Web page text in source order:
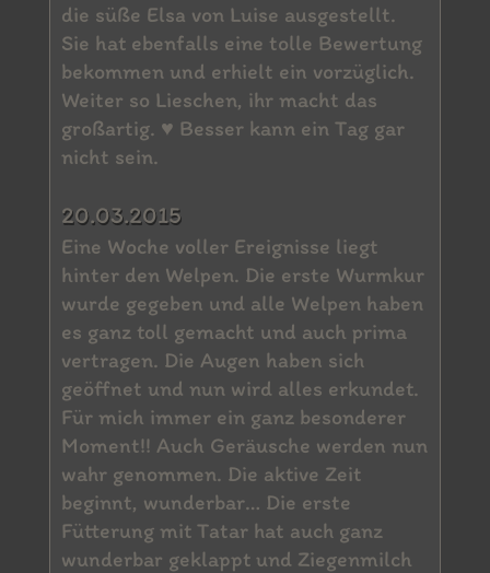
die süße Elsa von Luise ausgestellt.
Sie hat ebenfalls eine tolle Bewertung
bekommen und erhielt ein vorzüglich.
Weiter so Lieschen, ihr macht das
großartig. ♥ Besser kann ein Tag gar
nicht sein.
20.03.2015
Eine Woche voller Ereignisse liegt
hinter den Welpen. Die erste Wurmkur
wurde gegeben und alle Welpen haben
es ganz toll gemacht und auch prima
vertragen. Die Augen haben sich
geöffnet und nun wird alles erkundet.
Für mich immer ein ganz besonderer
Moment!! Auch Geräusche werden nun
wahr genommen. Die aktive Zeit
beginnt, wunderbar… Die erste
Fütterung mit Tatar hat auch ganz
wunderbar geklappt und Ziegenmilch